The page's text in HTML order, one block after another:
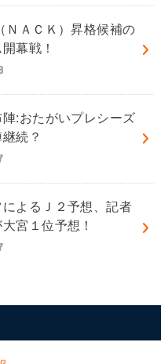
ＮＡＣＫ）昇格候補の
幕戦！
:おたがいプレシーズ
続？
よるＪ２予想、記者
宮１位予想！